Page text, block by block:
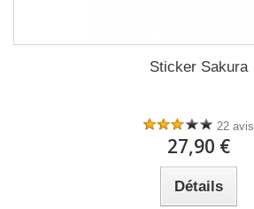
Sticker Sakura
22 avis
27,90 €
Détails